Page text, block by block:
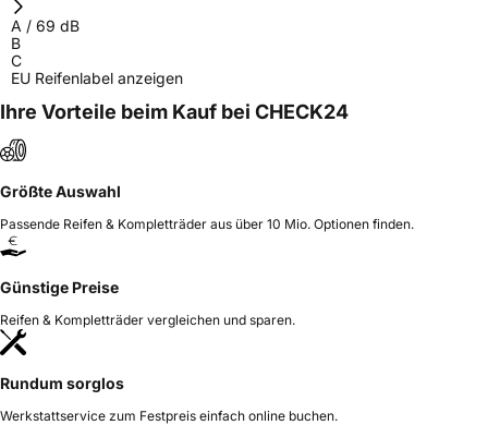
A / 69 dB
B
C
EU Reifenlabel anzeigen
Ihre Vorteile beim Kauf bei CHECK24
Größte Auswahl
Passende Reifen & Kompletträder aus über 10 Mio. Optionen finden.
Günstige Preise
Reifen & Kompletträder vergleichen und sparen.
Rundum sorglos
Werkstattservice zum Festpreis einfach online buchen.